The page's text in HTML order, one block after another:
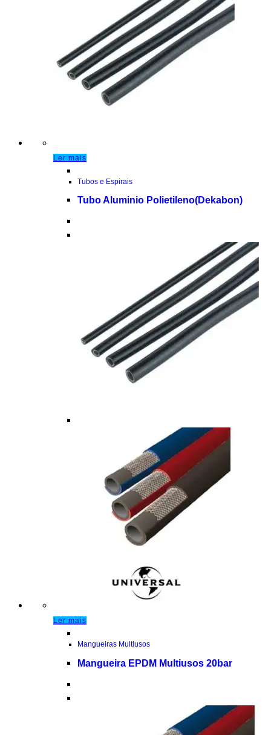
Ler mais
Tubos e Espirais
Tubo Aluminio Polietileno(Dekabon)
Ler mais
Mangueiras Multiusos
Mangueira EPDM Multiusos 20bar